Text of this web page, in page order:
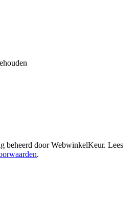
beheerd doorWebwinkelKeur. Lees
.